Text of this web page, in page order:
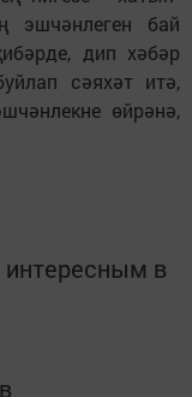
эшчәнлеген бай
дип хәбәр
сәяхәт итә,
өйрәнә,
в